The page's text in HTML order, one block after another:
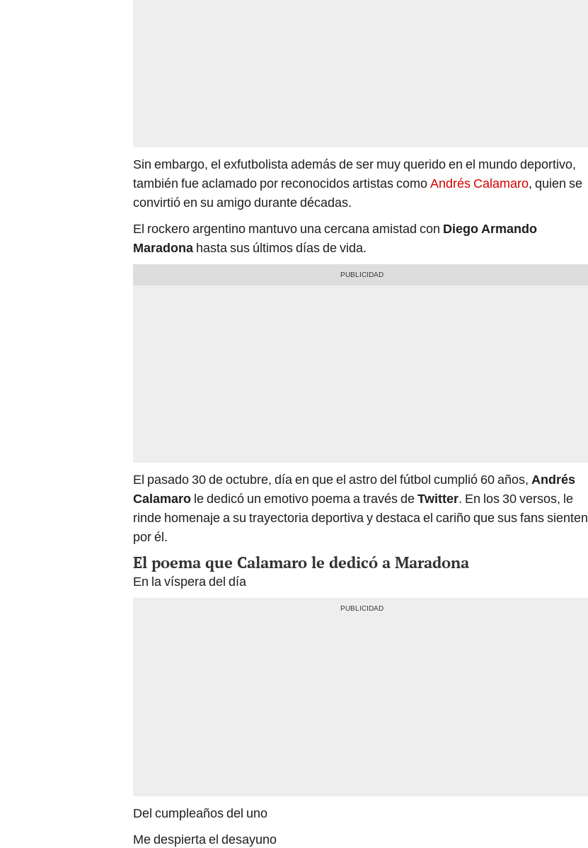
Sin embargo, el exfutbolista además de ser muy querido en el mundo deportivo,
también fue aclamado por reconocidos artistas comoAndrés Calamaro, quien se
convirtió en su amigo durante décadas.
El rockero argentino mantuvo una cercana amistad con Diego Armando
Maradona hasta sus últimos días de vida.
El pasado 30 de octubre, día en que el astro del fútbol cumplió 60 años, Andrés
Calamaro le dedicó un emotivo poema a través deTwitter. En los 30 versos, le
rinde homenaje a su trayectoria deportiva y destaca el cariño que sus fans sienten
por él.
El poema que Calamaro le dedicó a Maradona
En la víspera del día
Del cumpleaños del uno
Me despierta el desayuno